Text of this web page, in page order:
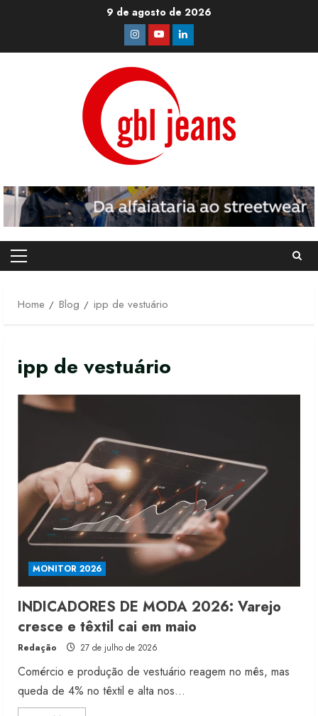
9 de agosto de 2026
Instagram
YoutubeLinkedin
Primary
Home
Blog ipp de vestuário
ipp de vestuário
MONITOR 2026
INDICADORES DE MODA 2026: Varejo
cresce e têxtil cai em maio
Redação 27 de julho de 2026
Comércio e produção de vestuário reagem no mês, mas
queda de 4% no têxtil e alta nos...